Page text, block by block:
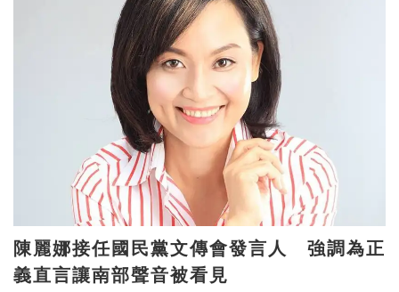
陳麗娜接任國民黨文傳會發言人 強調為正
義直言讓南部聲音被看見